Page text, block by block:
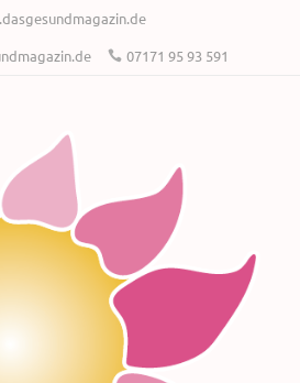
07171 95 93 591